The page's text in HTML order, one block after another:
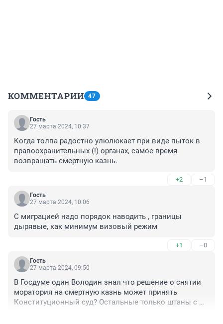
КОММЕНТАРИИ 47
Гость
27 марта 2024, 10:37
Когда толпа радостно улюлюкает при виде пыток в
правоохранительных (!) органах, самое время
возвращать смертную казнь.
+2 –1
Гость
27 марта 2024, 10:06
С миграцией надо порядок наводить , границы
дырявые, как минимум визовый режим
+1 –0
Гость
27 марта 2024, 09:50
В Госдуме один Володин знал что решение о снятии
моратория на смертную казнь может принять
Конституционный суд? Остальные только штаны с